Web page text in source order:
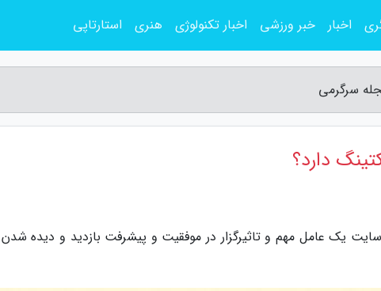
سرگرمی
دارد؟
یک عامل مهم و تاثیرگزار در موفقیت و پیشرفت بازدید و دیده شدن
اخبار خبر ورزشی اخبار تکنولوژی هنری استارتاپی